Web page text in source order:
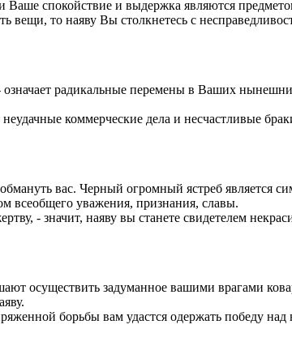
спокойствие и выдержка являются
вещи, то наяву Вы столкнетесь с
радикальные перемены в Ваших
коммерческие дела и несчастливые
вас. Черный огромный ястреб является
всеобщего уважения, признания, славы.
- значит, наяву вы станете свидетелем
осуществить задуманное вашими врагами
борьбы вам удастся одержать победу над